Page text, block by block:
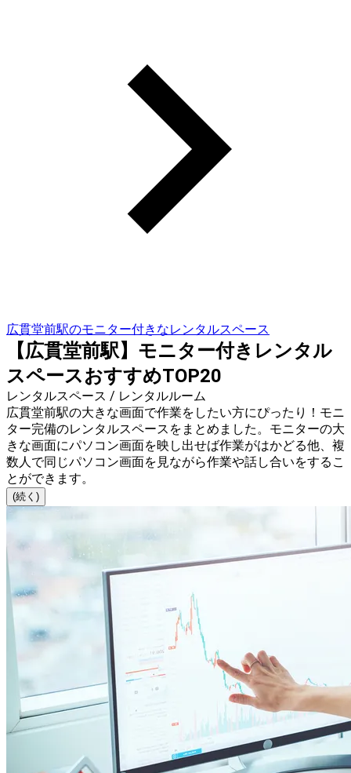
広貫堂前駅のモニター付きなレンタルスペース
【広貫堂前駅】モニター付きレンタル
スペースおすすめTOP20
レンタルスペース / レンタルルーム
広貫堂前駅の大きな画面で作業をしたい方にぴったり！モニ
ター完備のレンタルスペースをまとめました。モニターの大
きな画面にパソコン画面を映し出せば作業がはかどる他、複
数人で同じパソコン画面を見ながら作業や話し合いをするこ
とができます。
(続く)